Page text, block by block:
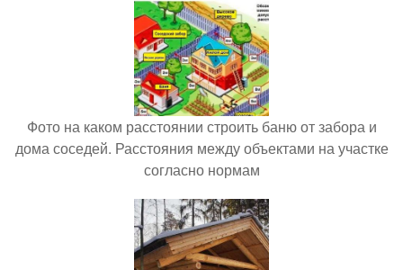
Фото на каком расстоянии строить баню от забора и
дома соседей. Расстояния между объектами на участке
согласно нормам